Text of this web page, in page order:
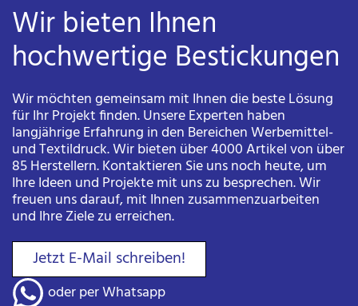
Wir bieten Ihnen
hochwertige Bestickungen
Wir möchten gemeinsam mit Ihnen die beste Lösung
für Ihr Projekt finden. Unsere Experten haben
langjährige Erfahrung in den Bereichen Werbemittel-
und Textildruck. Wir bieten über 4000 Artikel von über
85 Herstellern. Kontaktieren Sie uns noch heute, um
Ihre Ideen und Projekte mit uns zu besprechen. Wir
freuen uns darauf, mit Ihnen zusammenzuarbeiten
und Ihre Ziele zu erreichen.
Jetzt E-Mail schreiben!
oder per Whatsapp